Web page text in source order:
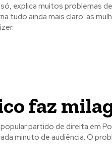
explica muitos problemas
tudo ainda mais claro: as
faz
partido de direita em
minuto de audiência. O